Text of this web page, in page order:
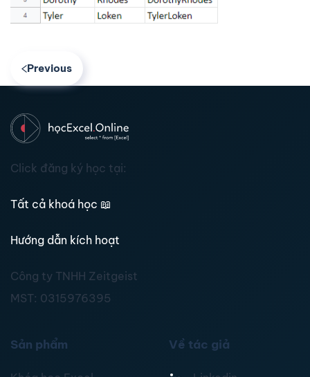
Previous
Click đăng ký học tại:
Tất cả khoá học 📖
Hướng dẫn kích hoạt
Công ty TNHH Zeitgeist
MST: 0315976395
Sản phẩm Về tác giả